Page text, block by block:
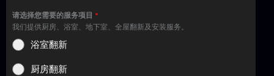
请选择您需要的服务项目 *
我们提供厨房、浴室、地下室、全屋翻新及安装服务。
浴室翻新
厨房翻新